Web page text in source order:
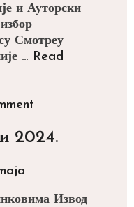
и Ауторски
Смотреу
… Read
2024.
Извод